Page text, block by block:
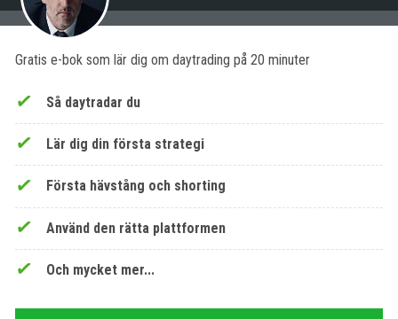
Gratis e-bok som lär dig om daytrading på 20 minuter
Så daytradar du
Lär dig din första strategi
Första hävstång och shorting
Använd den rätta plattformen
Och mycket mer...